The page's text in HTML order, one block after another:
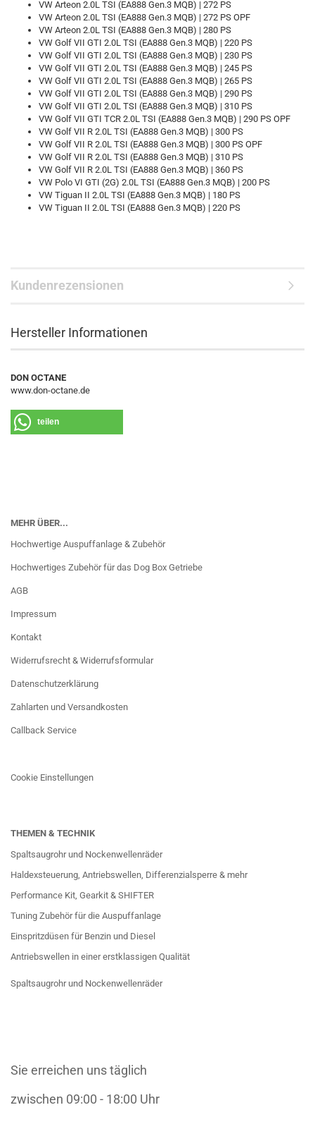
VW Arteon 2.0L TSI (EA888 Gen.3 MQB) | 272 PS
VW Arteon 2.0L TSI (EA888 Gen.3 MQB) | 272 PS OPF
VW Arteon 2.0L TSI (EA888 Gen.3 MQB) | 280 PS
VW Golf VII GTI 2.0L TSI (EA888 Gen.3 MQB) | 220 PS
VW Golf VII GTI 2.0L TSI (EA888 Gen.3 MQB) | 230 PS
VW Golf VII GTI 2.0L TSI (EA888 Gen.3 MQB) | 245 PS
VW Golf VII GTI 2.0L TSI (EA888 Gen.3 MQB) | 265 PS
VW Golf VII GTI 2.0L TSI (EA888 Gen.3 MQB) | 290 PS
VW Golf VII GTI 2.0L TSI (EA888 Gen.3 MQB) | 310 PS
VW Golf VII GTI TCR 2.0L TSI (EA888 Gen.3 MQB) | 290 PS OPF
VW Golf VII R 2.0L TSI (EA888 Gen.3 MQB) | 300 PS
VW Golf VII R 2.0L TSI (EA888 Gen.3 MQB) | 300 PS OPF
VW Golf VII R 2.0L TSI (EA888 Gen.3 MQB) | 310 PS
VW Golf VII R 2.0L TSI (EA888 Gen.3 MQB) | 360 PS
VW Polo VI GTI (2G) 2.0L TSI (EA888 Gen.3 MQB) | 200 PS
VW Tiguan II 2.0L TSI (EA888 Gen.3 MQB) | 180 PS
VW Tiguan II 2.0L TSI (EA888 Gen.3 MQB) | 220 PS
Kundenrezensionen
Hersteller Informationen
DON OCTANE
www.don-octane.de
teilen
MEHR ÜBER...
Hochwertige Auspuffanlage & Zubehör
Hochwertiges Zubehör für das Dog Box Getriebe
AGB
Impressum
Kontakt
Widerrufsrecht & Widerrufsformular
Datenschutzerklärung
Zahlarten und Versandkosten
Callback Service
Cookie Einstellungen
THEMEN & TECHNIK
Spaltsaugrohr und Nockenwellenräder
Haldexsteuerung, Antriebswellen, Differenzialsperre & mehr
Performance Kit, Gearkit & SHIFTER
Tuning Zubehör für die Auspuffanlage
Einspritzdüsen für Benzin und Diesel
Antriebswellen in einer erstklassigen Qualität
Spaltsaugrohr und Nockenwellenräder
Sie erreichen uns täglich
zwischen 09:00 - 18:00 Uhr